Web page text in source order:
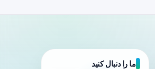
ما را دنبال کنید